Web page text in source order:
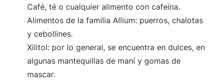
Café, té o cualquier alimento con cafeína.
Alimentos de la familia Allium: puerros, chalotas
y cebollines.
Xilitol: por lo general, se encuentra en dulces, en
algunas mantequillas de maní y gomas de
mascar.